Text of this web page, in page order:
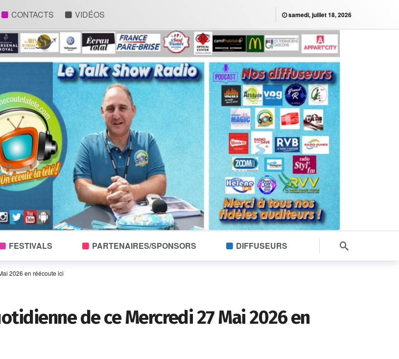
CONTACTS VIDÉOS samedi, juillet 18, 2026
FESTIVALS PARTENAIRES/SPONSORS DIFFUSEURS
2026 en réécoute ici
de ce Mercredi 27 Mai 2026 en